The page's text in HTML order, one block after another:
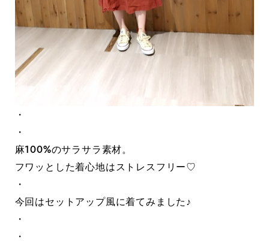
・
・
麻100%のサラサラ素材。
フワッとした着心地はストレスフリー♡
・
今回はセットアップ風に着てみました♪
・
・